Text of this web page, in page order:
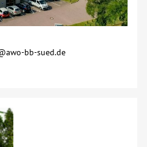
bb-sued.de